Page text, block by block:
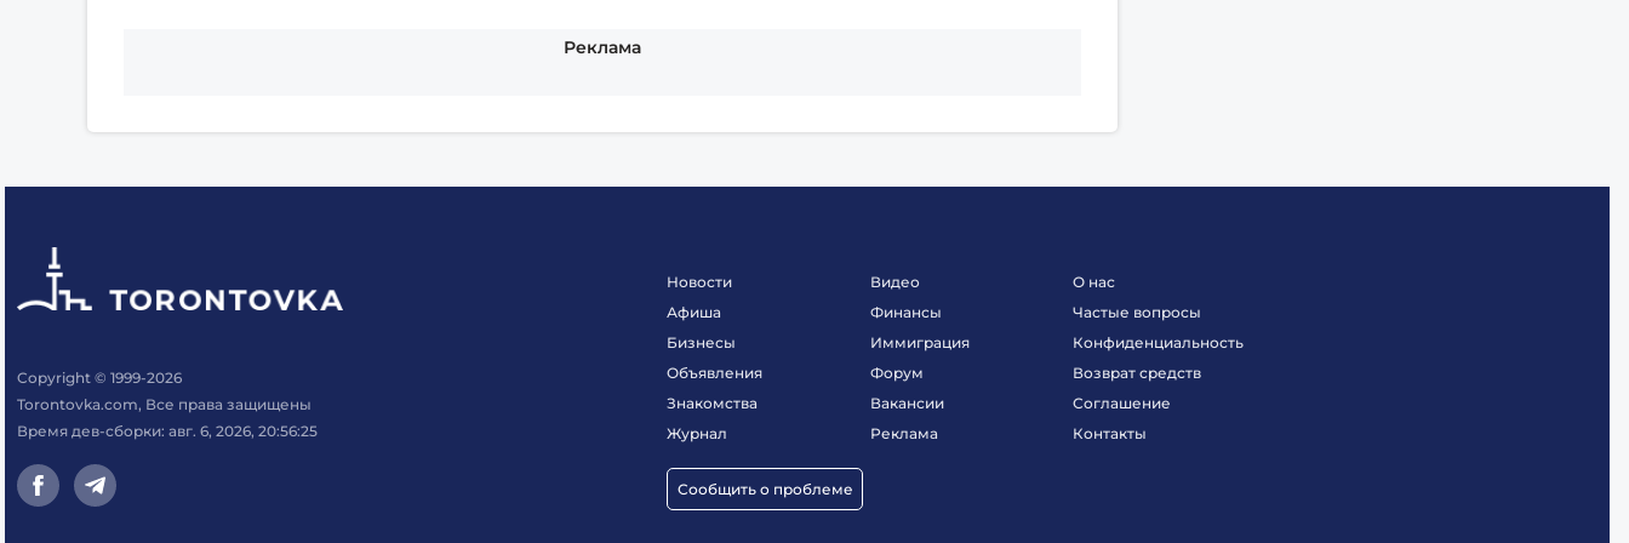
Реклама
Copyright © 1999-2026
Torontovka.com, Все права защищены
Время дев-сборки: авг. 6, 2026, 20:56:25
Новости
Афиша
Бизнесы
Объявления
Знакомства
Журнал
Сообщить о проблеме
Видео
Финансы
Иммиграция
Форум
Вакансии
Реклама
О нас
Частые вопросы
Конфиденциальность
Возврат средств
Соглашение
Контакты